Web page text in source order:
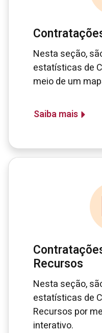
Nesta seção,
estatísticas de
meio de um
Saiba mais
Recursos
Nesta seção,
estatísticas de
Recursos por
interativo.